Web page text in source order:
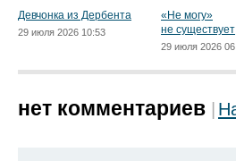
Девчонка из Дербента
29 июля 2026 10:53
«Не могу»
не существует
29 июля 2026
нет комментариев